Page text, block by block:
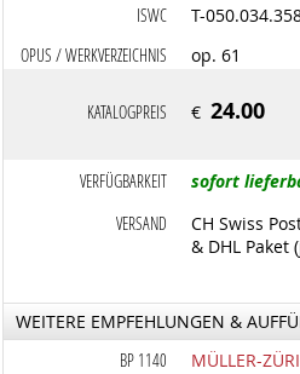
ISWC
T-
OPUS / WERKVERZEICHNIS
op. 61
KATALOGPREIS €24.00
VERFÜGBARKEIT
sofort
VERSAND
CH Swiss
& DHL
WEITERE EMPFEHLUNGEN &
BP 1140
MÜLLER-